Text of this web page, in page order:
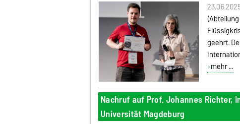
geehrt.
mehr ...
Nachruf auf Prof. Johannes Richter,
Universität Magdeburg